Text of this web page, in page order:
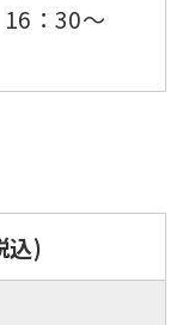
：30～
込)